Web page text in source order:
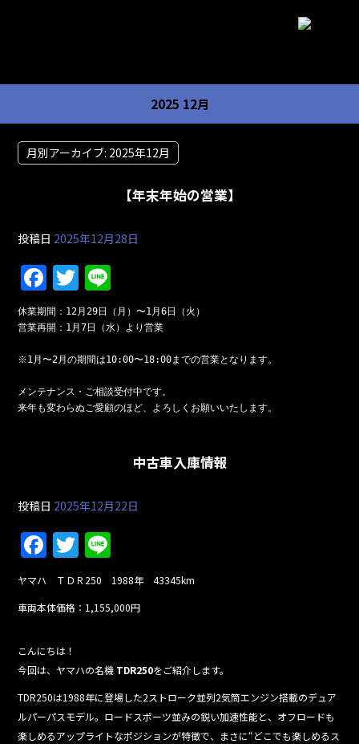
2025 12月
月別アーカイブ: 2025年12月
【年末年始の営業】
投稿日 2025年12月28日
F
a
c
e
b
o
T
w
itt
er
n
e
休業期間：12月29日（月）〜1月6日（火）
営業再開：1月7日（水）より営業
※1月〜2月の期間は10:00〜18:00までの営業となります。
メンテナンス・ご相談受付中です。
来年も変わらぬご愛顧のほど、よろしくお願いいたします。
中古車入庫情報
投稿日 2025年12月22日
F
a
c
e
b
o
o
k
T
w
itt
er
n
e
ヤマハ ＴＤＲ250 1988年 43345km
車両本体価格：1,155,000円
こんにちは！
今回は、ヤマハの名機 TDR250をご紹介します。
TDR250は1988年に登場した2ストローク並列2気筒エンジン搭載のデュア
ルパーパスモデル。ロードスポーツ並みの鋭い加速性能と、オフロードも
楽しめるアップライトなポジションが特徴で、まさに“どこでも楽しめるス